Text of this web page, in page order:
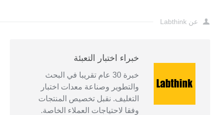
عن Labthink
خبراء اختبار التعبئة
خبرة 30 عام تقريبا في البحث
والتطوير وصناعة معدات اختبار
التغليف. نقبل تخصيص المنتجات
وفقا لاحتياجات العملاء الخاصة.